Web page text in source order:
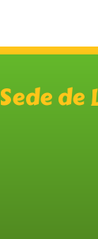
Sede de